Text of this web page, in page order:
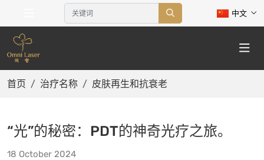
中文
首页 治疗名称 皮肤再生和抗衰老
“光”的秘密：PDT的神奇光疗之旅。
18 October 2024